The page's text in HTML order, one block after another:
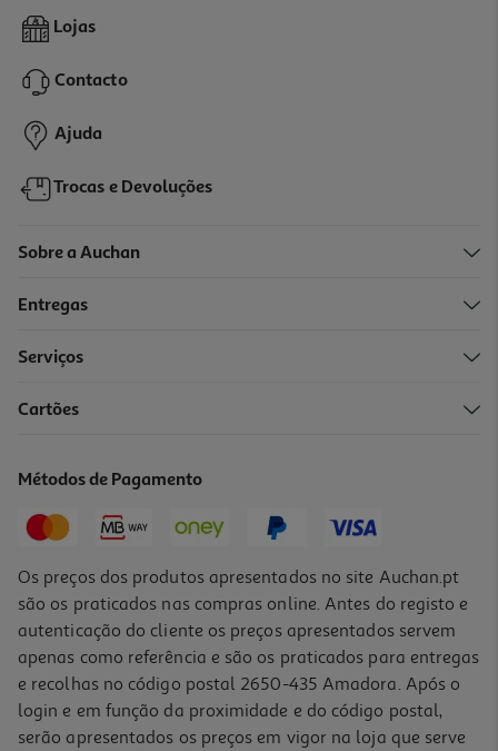
Máscara Novex Estilo Afrohair 1kg
11,51 €
-25%
Price reduced from
8,49 €to
Promoção
-25%
Lojas
Contacto
Ajuda
Trocas e Devoluções
Sobre a Auchan
Entregas
Serviços
Cartões
Métodos de Pagamento
Os preços dos produtos apresentados no site Auchan.pt
são os praticados nas compras online. Antes do registo e
autenticação do cliente os preços apresentados servem
apenas como referência e são os praticados para entregas
e recolhas no código postal 2650-435 Amadora. Após o
login e em função da proximidade e do código postal,
serão apresentados os preços em vigor na loja que serve